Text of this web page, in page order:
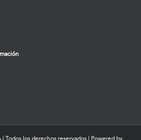
| Todos los derechos reservados | Powered by